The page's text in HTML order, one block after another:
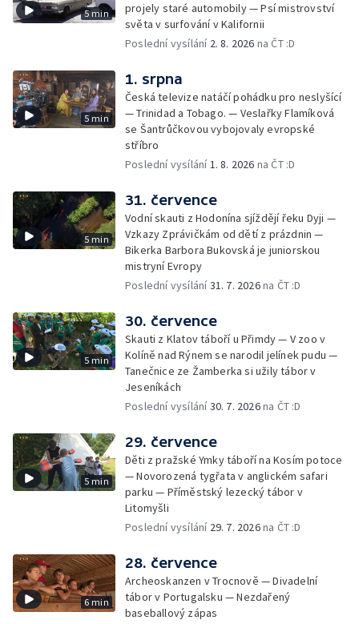
5 min
projely staré automobily — Psí mistrovství
světa v surfování v Kalifornii
Poslední vysílání 2. 8. 2026 na ČT :D
5 min
1. srpna
Česká televize natáčí pohádku pro neslyšící
— Trinidad a Tobago. — Veslařky Flamíková
se Šantrůčkovou vybojovaly evropské
stříbro
Poslední vysílání1. 8. 2026 na ČT :D
5 min
31. července
Vodní skauti z Hodonína sjíždějí řeku Dyji —
Vzkazy Zprávičkám od dětí z prázdnin —
Bikerka Barbora Bukovská je juniorskou
mistryní Evropy
Poslední vysílání31. 7. 2026na ČT :D
5 min
30. července
Skauti z Klatov táboří u Přimdy — V zoo v
Kolíně nad Rýnem se narodil jelínek pudu —
Tanečnice ze Žamberka si užily tábor v
Jeseníkách
Poslední vysílání30. 7. 2026na ČT :D
5 min
29. července
Děti z pražské Ymky táboří na Kosím potoce
— Novorozená tygřata v anglickém safari
parku — Příměstský lezecký tábor v
Litomyšli
Poslední vysílání 29. 7. 2026na ČT :D
6 min
28. července
Archeoskanzen v Trocnově — Divadelní
tábor v Portugalsku — Nezdařený
baseballový zápas